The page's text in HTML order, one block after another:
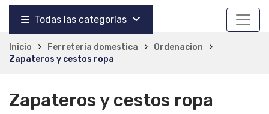
Todas las categorías
Inicio Ferreteria domestica
Ordenacion
Zapateros y cestos ropa
Zapateros y cestos ropa